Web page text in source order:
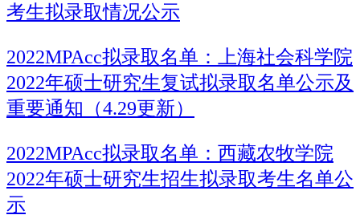
考生拟录取情况公示
2022MPAcc拟录取名单：上海社会科学院
2022年硕士研究生复试拟录取名单公示及
重要通知（4.29更新）
2022MPAcc拟录取名单：西藏农牧学院
2022年硕士研究生招生拟录取考生名单公
示